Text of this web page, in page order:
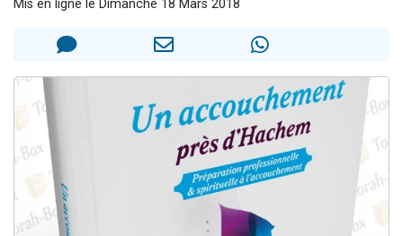
12 nouvelles musiques dans Torah-Box Music
Mis en ligne le Dimanche 18 Mars 2018